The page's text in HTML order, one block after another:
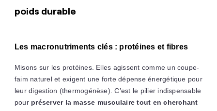
poids durable
Les macronutriments clés : protéines et fibres
Misons sur les protéines. Elles agissent comme un coupe-
faim naturel et exigent une forte dépense énergétique pour
leur digestion (thermogénèse). C’est le pilier indispensable
pour préserver la masse musculaire tout en cherchant